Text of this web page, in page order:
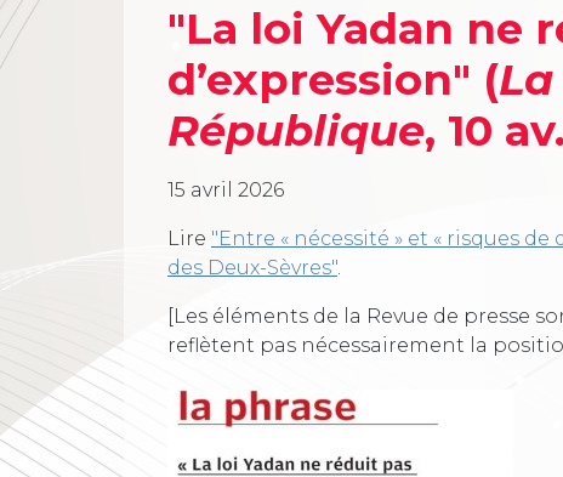
"La loi Yadan ne
d’expression" (
République, 10
15 avril 2026
Lire "Entre « nécessité » et « risques
des Deux-Sèvres".
[Les éléments de la Revue de presse
reflètent pas nécessairement la